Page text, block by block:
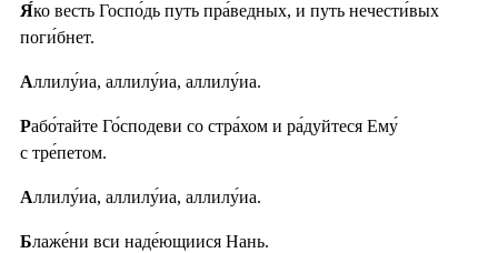
Я́ко весть Госпо́дь путь пра́ведных, и путь нечести́вых
поги́бнет.
Аллилу́иа, аллилу́иа, аллилу́иа.
Рабо́тайте Го́сподеви со стра́хом и ра́дуйтеся Ему́
с тре́петом.
Аллилу́иа, аллилу́иа, аллилу́иа.
Блаже́ни вси наде́ющиися Нань.